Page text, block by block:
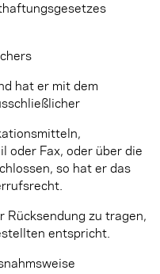
hat er mit dem
oder Fax, oder über die
so hat er das
Rücksendung zu tragen,
entspricht.